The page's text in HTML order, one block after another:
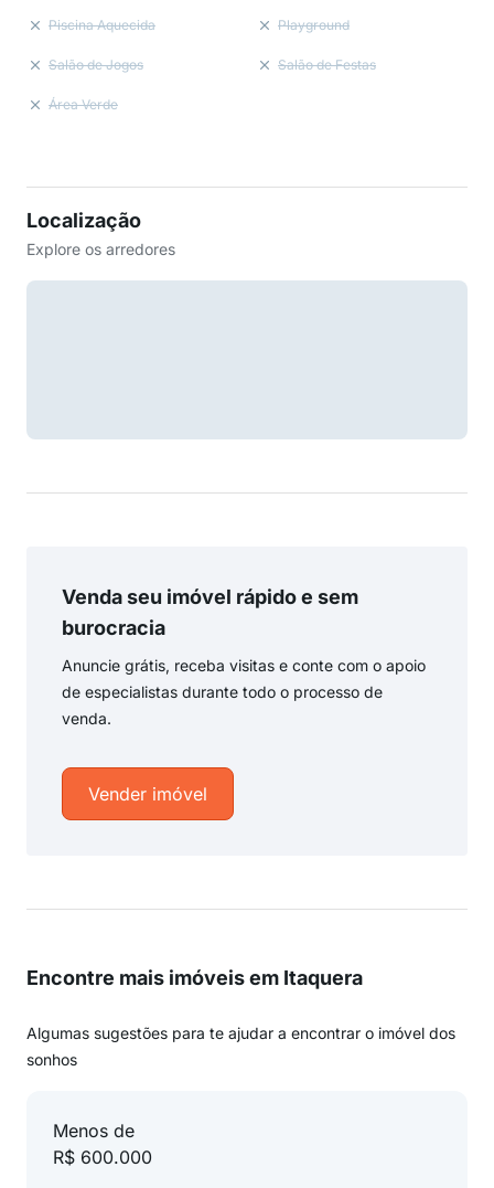
Piscina Aquecida Playground
Salão de Jogos Salão de Festas
Área Verde
Localização
Explore os arredores
Venda seu imóvel rápido e sem
burocracia
Anuncie grátis, receba visitas e conte com o apoio
de especialistas durante todo o processo de
venda.
Vender imóvel
Encontre mais imóveis em Itaquera
Algumas sugestões para te ajudar a encontrar o imóvel dos
sonhos
Menos de
R$ 600.000